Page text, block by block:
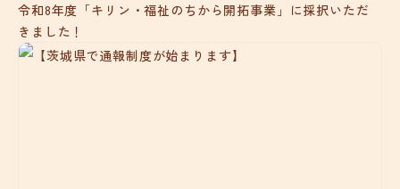
令和8年度「キリン・福祉のちから開拓事業」に採択いただ
きました！